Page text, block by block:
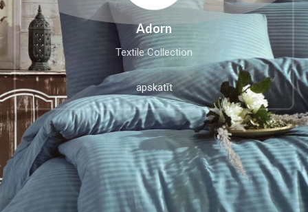
Adorn
Textile Collection
apskatīt